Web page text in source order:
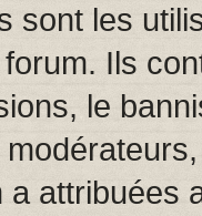
sont les
Ils
le
attribuées